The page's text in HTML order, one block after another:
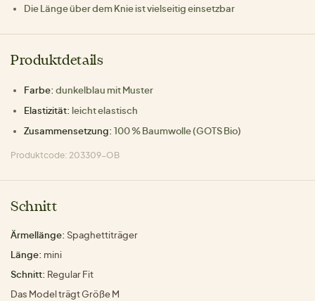
Die Länge über dem Knie ist vielseitig einsetzbar
Produktdetails
Farbe: dunkelblau mit Muster
Elastizität: leicht elastisch
Zusammensetzung: 100 % Baumwolle (GOTS Bio)
Produktcode: 203309-OB
Schnitt
Ärmellänge: Spaghettiträger
Länge: mini
Schnitt: Regular Fit
Das Model trägt Größe M